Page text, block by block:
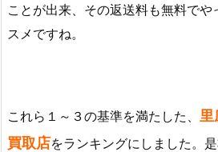
ことが出来、その返送料も無料でや
スメですね。
これら１～３の基準を満たした、
買取店をランキングにしました。